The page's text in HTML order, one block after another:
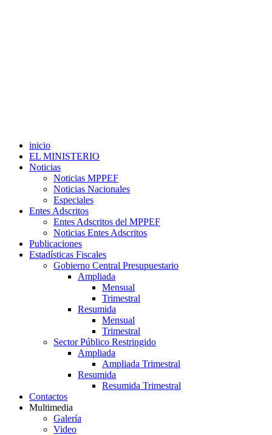
inicio
EL MINISTERIO
Noticias
Noticias MPPEF
Noticias Nacionales
Especiales
Entes Adscritos
Entes Adscritos del MPPEF
Noticias Entes Adscritos
Publicaciones
Estadísticas Fiscales
Gobierno Central Presupuestario
Ampliada
Mensual
Trimestral
Resumida
Mensual
Trimestral
Sector Público Restringido
Ampliada
Ampliada Trimestral
Resumida
Resumida Trimestral
Contactos
Multimedia
Galería
Video